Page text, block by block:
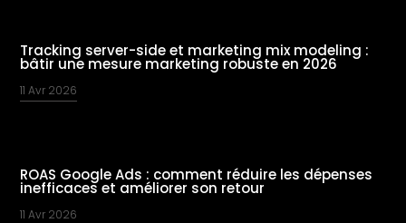
Tracking server-side et marketing mix modeling :
bâtir une mesure marketing robuste en 2026
11 Avr 2026
ROAS Google Ads : comment réduire les dépenses
inefficaces et améliorer son retour
11 Avr 2026